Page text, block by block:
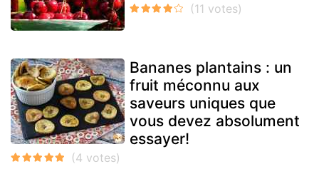
Bananes plantains : un
fruit méconnu aux
saveurs uniques que
vous devez absolument
essayer!